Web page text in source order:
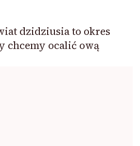
dzidziusia to okres
chcemy ocalić ową